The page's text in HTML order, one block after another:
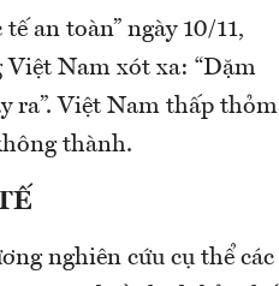
an toàn” ngày 10/11,
Việt Nam xót xa: “Dặm
ra”. Việt Nam thấp thỏm
thành.
nghiên cứu cụ thể các